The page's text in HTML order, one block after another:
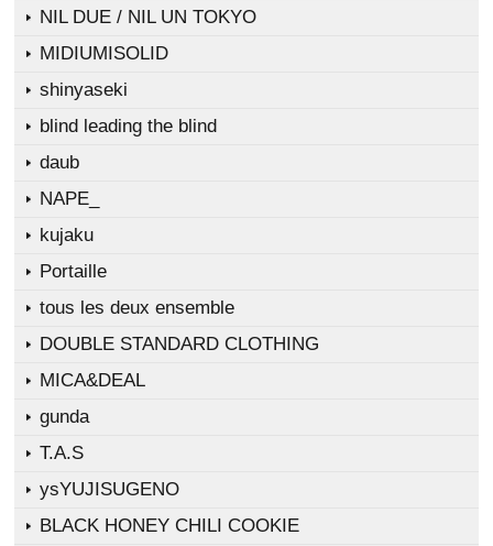
NIL DUE / NIL UN TOKYO
MIDIUMISOLID
shinyaseki
blind leading the blind
daub
NAPE_
kujaku
Portaille
tous les deux ensemble
DOUBLE STANDARD CLOTHING
MICA&DEAL
gunda
T.A.S
ysYUJISUGENO
BLACK HONEY CHILI COOKIE